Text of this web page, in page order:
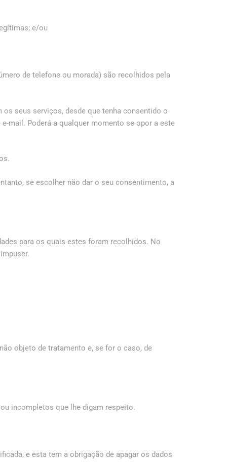
e/ou
de telefone ou morada) são recolhidos pela
seus serviços, desde que tenha consentido o
mail. Poderá a qualquer momento se opor a este
se escolher não dar o seu consentimento, a
para os quais estes foram recolhidos. No
objeto de tratamento e, se for o caso, de
incompletos que lhe digam respeito.
e esta tem a obrigação de apagar os dados